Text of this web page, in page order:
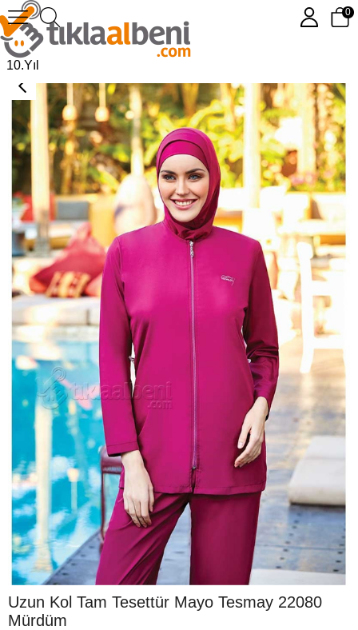
10.Yıl
0
Uzun Kol Tam Tesettür Mayo Tesmay 22080 Mürdüm
Uzun Kol Tam Tesettür Mayo Tesmay 22080
Mürdüm